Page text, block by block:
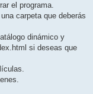
el programa.
carpeta que deberás
dinámico y
si deseas que